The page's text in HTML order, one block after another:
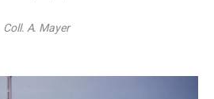
Coll. A. Mayer